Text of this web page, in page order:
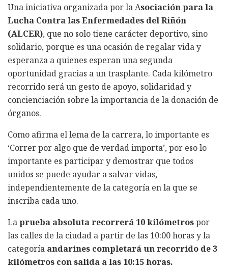
Una iniciativa organizada por la Asociación para la
Lucha Contra las Enfermedades del Riñón
(ALCER), que no solo tiene carácter deportivo, sino
solidario, porque es una ocasión de regalar vida y
esperanza a quienes esperan una segunda
oportunidad gracias a un trasplante. Cada kilómetro
recorrido será un gesto de apoyo, solidaridad y
concienciación sobre la importancia de la donación de
órganos.
Como afirma el lema de la carrera, lo importante es
‘Correr por algo que de verdad importa’, por eso lo
importante es participar y demostrar que todos
unidos se puede ayudar a salvar vidas,
independientemente de la categoría en la que se
inscriba cada uno.
Laprueba absoluta recorrerá 10 kilómetrospor
las calles de la ciudad a partir de las 10:00 horas y la
categoría andarines completará un recorrido de 3
kilómetros con salida a las 10:15 horas.